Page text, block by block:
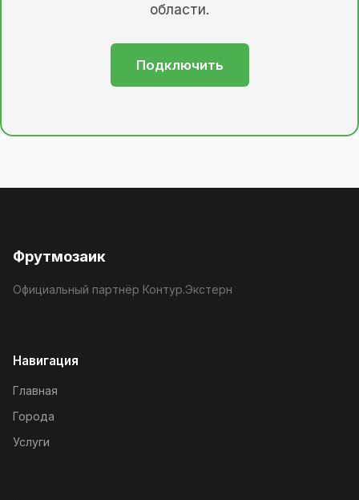
области.
Подключить
Фрутмозаик
Официальный партнёр Контур.Экстерн
Навигация
Главная
Города
Услуги